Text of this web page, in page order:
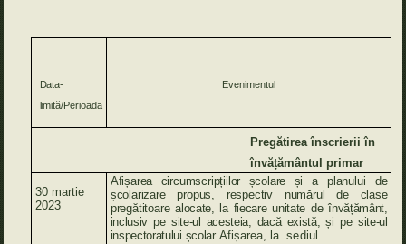
Data-
limită/Perioada
Evenimentul
Pregătirea înscrierii în
învățământul primar
30 martie
2023
Afișarea circumscripțiilor școlare și aplanului
de
școlarizare
propus, respectiv numărul de
clase
pregătitoare alocate, la fiecare unitate de învățământ,
inclusiv pe site-ul acesteia, dacă există, și pe site-ul
inspectoratului școlar Afișarea, lasediul